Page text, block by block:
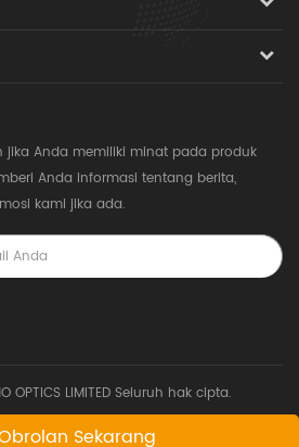
Anda memiliki minat pada produk
Anda informasi tentang berita,
kami jika ada.
OPTICS LIMITED Seluruh hak cipta.
Sekarang